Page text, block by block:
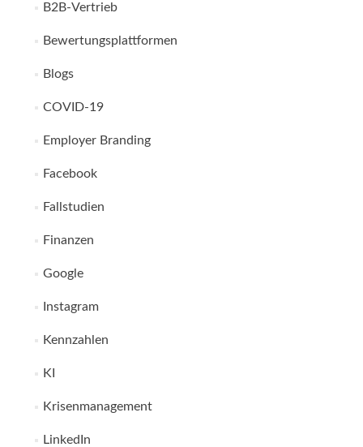
B2B-Vertrieb
Bewertungsplattformen
Blogs
COVID-19
Employer Branding
Facebook
Fallstudien
Finanzen
Google
Instagram
Kennzahlen
KI
Krisenmanagement
LinkedIn